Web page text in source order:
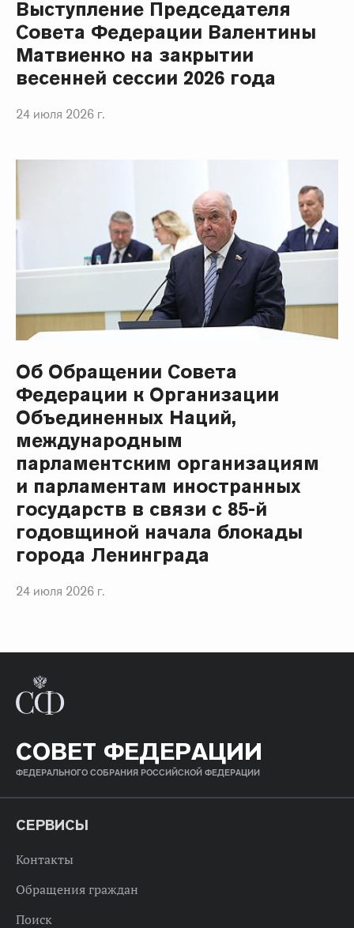
Выступление Председателя
Совета Федерации Валентины
Матвиенко на закрытии
весенней сессии 2026 года
24 июля 2026 г.
Об Обращении Совета
Федерации к Организации
Объединенных Наций,
международным
парламентским организациям
и парламентам иностранных
государств в связи с 85-й
годовщиной начала блокады
города Ленинграда
24 июля 2026 г.
СОВЕТ ФЕДЕРАЦИИ
ФЕДЕРАЛЬНОГО СОБРАНИЯ РОССИЙСКОЙ ФЕДЕРАЦИИ
СЕРВИСЫ
Контакты
Обращения граждан
Поиск